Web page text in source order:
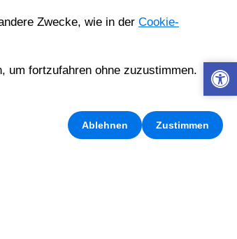
Zwecke, wie in der Cookie-
um fortzufahren ohne zuzustimmen.
Ablehnen Zustimmen